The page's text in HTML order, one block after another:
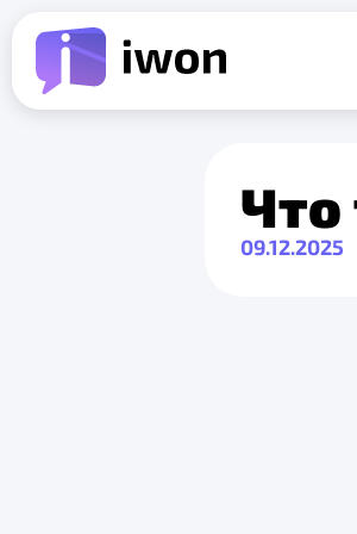
Что
09.12.2025